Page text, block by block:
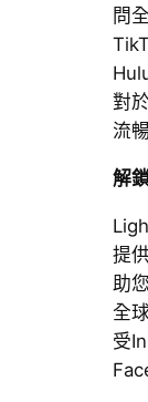
問
對
流
解
提
助
全
受